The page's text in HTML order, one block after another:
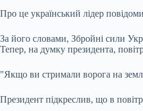
Про це український лідер
За його словами, Збройні сили
Тепер, на думку президента,
"Якщо ви стримали ворога на
Президент підкреслив, що в